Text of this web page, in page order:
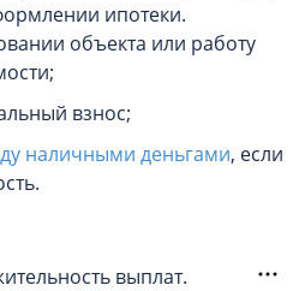
ипотеки.
объекта или работу
взнос;
наличными деньгами, если
выплат.